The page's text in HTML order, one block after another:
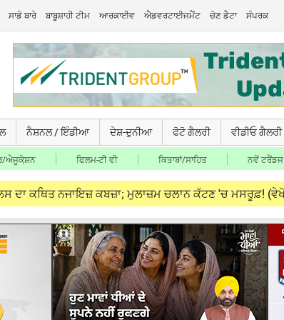
ਸਾਡੇ ਬਾਰੇ ਬਾਬੂਸ਼ਾਹੀ ਟੀਮ ਆਰਕਾਈਵ ਐਡਵਰਟਾਈਜਮੈਂਟ ਚੋਣ ਡੈਟਾ ਸੰਪਰਕ
ਨੈਸ਼ਨਲ / ਇੰਡੀਆ ਦੇਸ਼-ਦੁਨੀਆ ਫੋਟੋ ਗੈਲਰੀ ਵੀਡੀਓ ਗੈਲਰੀ
ਐਜੂਕੇ਼ਸ਼ਨ ਫਿਲਮ-ਟੀ ਵੀ ਕਿਤਾਬਾਂ/ਸਾਹਿਤ ਨਵੇਂ ਟਰੈਂਡਜ
ਕਬਜ਼ਾ; ਮੁਲਾਜ਼ਮ ਚਲਾਨ ਕੱਟਣ 'ਚ ਮਸਰੂਫ਼! (ਵੇਖੋ ਵੀਡੀਓ)